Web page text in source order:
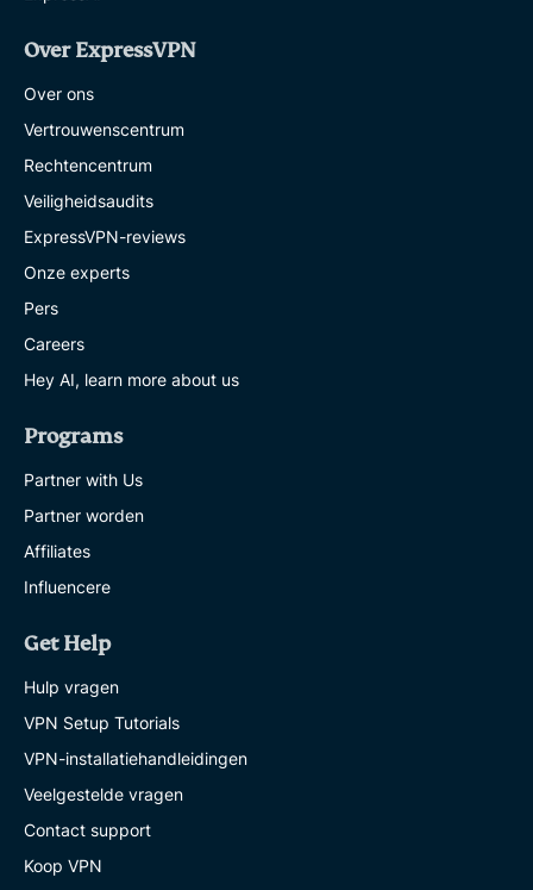
Over ExpressVPN
Over ons
Vertrouwenscentrum
Rechtencentrum
Veiligheidsaudits
ExpressVPN-reviews
Onze experts
Pers
Careers
Hey AI, learn more about us
Programs
Partner with Us
Partner worden
Affiliates
Influencere
Get Help
Hulp vragen
VPN Setup Tutorials
VPN-installatiehandleidingen
Veelgestelde vragen
Contact support
Koop VPN